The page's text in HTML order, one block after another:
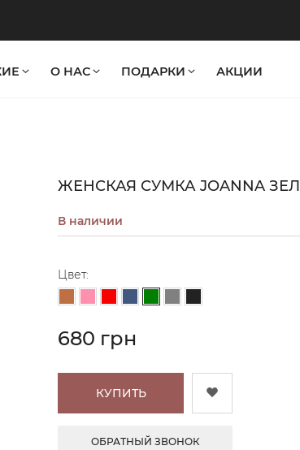
АКЦИИ
О НАС ПОДАРКИ
ЖЕНСКАЯ СУМКА JOANNA
В наличии
Цвет:
680 грн
КУПИТЬ
ОБРАТНЫЙ ЗВОНОК